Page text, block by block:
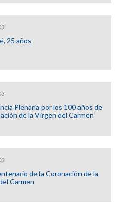
25 años
Plenaria por los 100 años de
de la Virgen del Carmen
de la Coronación de la
Carmen